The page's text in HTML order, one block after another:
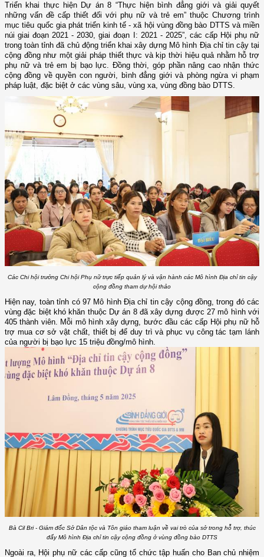
Triển khai thực hiện Dự án 8 “Thực hiện bình đẳng giới và giải quyết
những vấn đề cấp thiết đối với phụ nữ và trẻ em” thuộc Chương trình
mục tiêu quốc gia phát triển kinh tế - xã hội vùng đồng bào DTTS và miền
núi giai đoạn 2021 - 2030, giai đoạn I: 2021 - 2025”, các cấp Hội phụ nữ
trong toàn tỉnh đã chủ động triển khai xây dựng Mô hình Địa chỉ tin cậy tại
cộng đồng như một giải pháp thiết thực và kịp thời hiệu quả nhằm hỗ trợ
phụ nữ và trẻ em bị bạo lực. Đồng thời, góp phần nâng cao nhận thức
cộng đồng về quyền con người, bình đẳng giới và phòng ngừa vi phạm
pháp luật, đặc biệt ở các vùng sâu, vùng xa, vùng đồng bào DTTS.
Các Chi hội trưởng Chi hội Phụ nữ trực tiếp quản lý và vận hành các Mô hình Địa chỉ tin cậy
cộng đồng tham dự hội thảo
Hiện nay, toàn tỉnh có 97 Mô hình Địa chỉ tin cậy cộng đồng, trong đó các
vùng đặc biệt khó khăn thuộc Dự án 8 đã xây dựng được 27 mô hình với
405 thành viên. Mỗi mô hình xây dựng, bước đầu các cấp Hội phụ nữ hỗ
trợ mua cơ sở vật chất, thiết bị để duy trì và phục vụ công tác tạm lánh
của người bị bạo lực 15 triệu đồng/mô hình.
Bà Cil Bri - Giám đốc Sở Dân tộc và Tôn giáo tham luận về vai trò của sở trong hỗ trợ, thúc
đẩy Mô hình Địa chỉ tin cậy cộng đồng ở vùng đồng bào DTTS
Ngoài ra, Hội phụ nữ các cấp cũng tổ chức tập huấn cho Ban chủ nhiệm